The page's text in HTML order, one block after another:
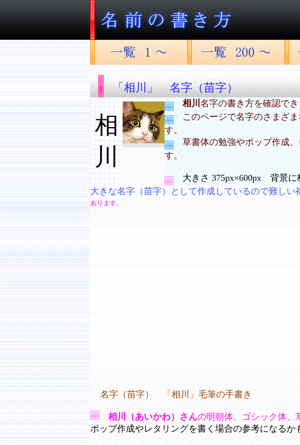
「相川」 名字（苗字）
相
川
相川 名字の書き方を確認で
このページで名字のさまざ
す。
草書体の勉強やポップ作成
す。
大きさ 375px×600px 背景
大きな名字（苗字）として作成しているので難しい
あります。
名字（苗字） 「相川」毛筆の手書き
相川（あいかわ）さんの明朝体、ゴシック体、
ポップ作成やレタリングを書く場合の参考になるか